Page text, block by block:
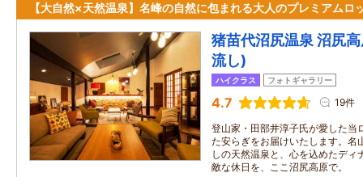
【大自然×天然温泉】名峰の自然に包まれる大人のプレミアムロ
猪苗代沼尻温泉 沼尻
流し)
ハイクラス フォトギャラリー
4.7 19件
登山家・田部井淳子氏が愛した当
た安らぎをお届けいたします。名
しの天然温泉と、心を込めたディ
敵な休日を、ここ沼尻高原で。